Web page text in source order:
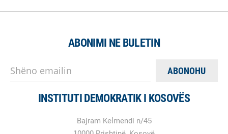
ABONIMI NE BULETIN
Shëno emailin
INSTITUTI DEMOKRATIK I KOSOVËS
Bajram Kelmendi n/45